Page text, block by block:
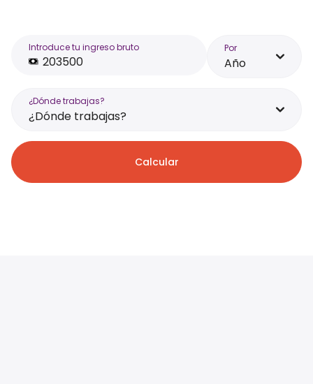
Introduce tu ingreso bruto Por
Año
¿Dónde trabajas?
¿Dónde trabajas?
Calcular